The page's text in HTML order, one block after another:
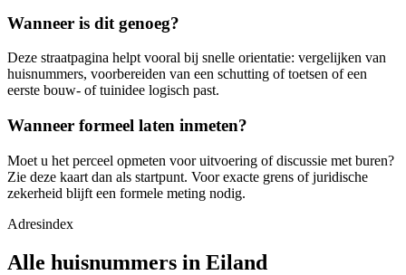
Wanneer is dit genoeg?
Deze straatpagina helpt vooral bij snelle orientatie: vergelijken van
huisnummers, voorbereiden van een schutting of toetsen of een
eerste bouw- of tuinidee logisch past.
Wanneer formeel laten inmeten?
Moet u het perceel opmeten voor uitvoering of discussie met buren?
Zie deze kaart dan als startpunt. Voor exacte grens of juridische
zekerheid blijft een formele meting nodig.
Adresindex
Alle huisnummers in Eiland